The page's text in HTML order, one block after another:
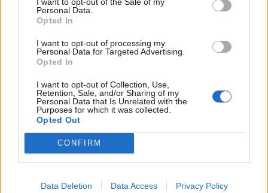
Personal Data.
Opted In
I want to opt-out of processing my
Personal Data for Targeted Advertising.
Opted In
I want to opt-out of Collection, Use,
Retention, Sale, and/or Sharing of my
Personal Data that Is Unrelated with the
Purposes for which it was collected.
Opted Out
CONFIRM
Data Deletion Data Access Privacy Policy
Catégorie :Recettes